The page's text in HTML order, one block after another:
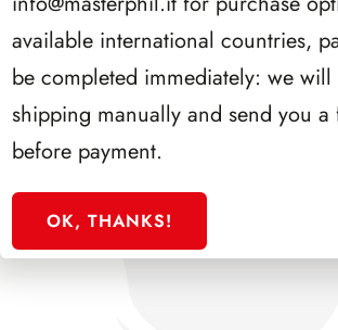
available international countries,
be completed immediately: we
shipping manually and send you
before payment.
OK, THANKS!